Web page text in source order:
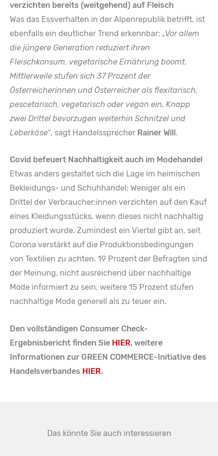
verzichten bereits (weitgehend) auf Fleisch
Was das Essverhalten in der Alpenrepublik betrifft, ist
ebenfalls ein deutlicher Trend erkennbar: „Vor allem
die jüngere Generation reduziert ihren
Fleischkonsum, vegetarische Ernährung boomt.
Mittlerweile stufen sich 37 Prozent der
Österreicherinnen und Österreicher als flexitarisch,
pescetarisch, vegetarisch oder vegan ein. Knapp
zwei Drittel bevorzugen weiterhin Schnitzel und
Leberkäse“, sagt Handelssprecher Rainer Will.
Covid befeuert Nachhaltigkeit auch im Modehandel
Etwas anders gestaltet sich die Lage im heimischen
Bekleidungs- und Schuhhandel: Weniger als ein
Drittel der Verbraucher:innen verzichten auf den Kauf
eines Kleidungsstücks, wenn dieses nicht nachhaltig
produziert wurde. Zumindest ein Viertel gibt an, seit
Corona verstärkt auf die Produktionsbedingungen
von Textilien zu achten. 19 Prozent der Befragten sind
der Meinung, nicht ausreichend über nachhaltige
Mode informiert zu sein, weitere 15 Prozent stufen
nachhaltige Mode generell als zu teuer ein.
Den vollständigen Consumer Check-
Ergebnisbericht finden Sie HIER, weitere
Informationen zur GREEN COMMERCE-Initiative des
Handelsverbandes HIER.
Das könnte Sie auch interessieren